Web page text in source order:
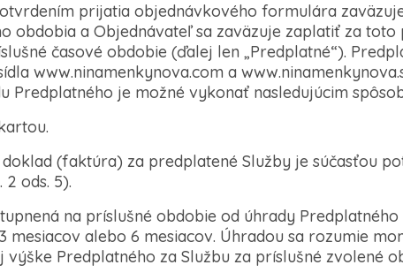
prijatia objednávkového formulára
obdobia a Objednávateľ sa zaväzuje zaplatiť za
časové obdobie (ďalej len „Predplatné“).
www.ninamenkynova.com a
Predplatného je možné vykonať nasledujúcim
(faktúra) za predplatené Služby je súčasťou
ods. 5).
na príslušné obdobie od úhrady
mesiacov alebo 6 mesiacov. Úhradou sa rozumie
Predplatného za Službu za príslušné zvolené